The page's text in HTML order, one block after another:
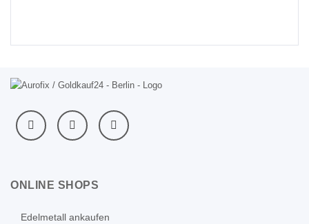
ONLINE SHOPS
Edelmetall ankaufen